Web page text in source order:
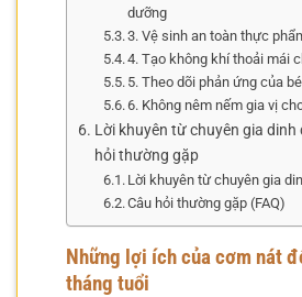
dưỡng
3. Vệ sinh an toàn thực
4. Tạo không khí thoải mái
5. Theo dõi phản ứng của bé
6. Không nêm nếm gia vị
Lời khuyên từ chuyên gia dinh
hỏi thường gặp
Lời khuyên từ chuyên gia
Câu hỏi thường gặp (FAQ)
Những lợi ích của cơm nát
tháng tuổi